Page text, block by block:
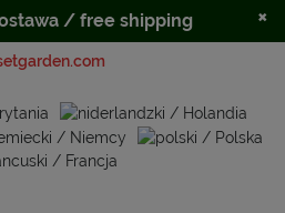
/ free shipping ×